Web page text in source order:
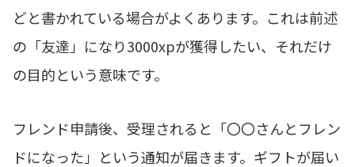
どと書かれている場合がよくあります。これは前述
の「友達」になり3000xpが獲得したい、それだけ
の目的という意味です。
フレンド申請後、受理されると「〇〇さんとフレン
ドになった」という通知が届きます。ギフトが届い